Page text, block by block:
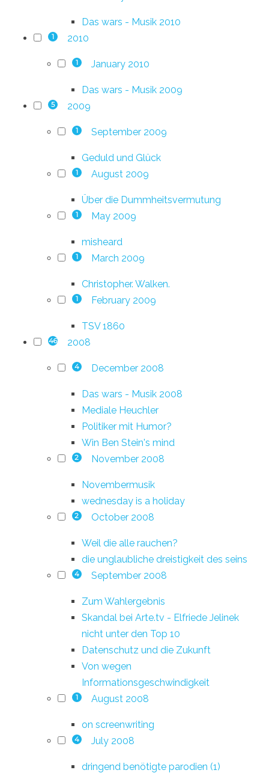
Das wars - Musik 2010
1 2010
1 January 2010
Das wars - Musik 2009
5 2009
1 September 2009
Geduld und Glück
1 August 2009
Über die Dummheitsvermutung
1 May 2009
misheard
1 March 2009
Christopher. Walken.
1 February 2009
TSV 1860
46 2008
4 December 2008
Das wars - Musik 2008
Mediale Heuchler
Politiker mit Humor?
Win Ben Stein's mind
2 November 2008
Novembermusik
wednesday is a holiday
2 October 2008
Weil die alle rauchen?
die unglaubliche dreistigkeit des seins
4 September 2008
Zum Wahlergebnis
Skandal bei Arte.tv - Elfriede Jelinek
nicht unter den Top 10
Datenschutz und die Zukunft
Von wegen
Informationsgeschwindigkeit
1 August 2008
on screenwriting
4 July 2008
dringend benötigte parodien (1)